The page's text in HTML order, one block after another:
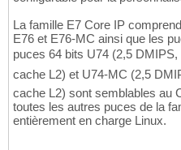
La famille E7 Core IP
E76 et E76-MC ainsi que les
puces 64 bits U74 (2,5 DMIPS,
cache L2) et U74-MC (2,5
cache L2) sont semblables au
toutes les autres puces de la
entièrement en charge Linux.